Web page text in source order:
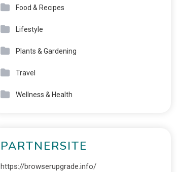
Food & Recipes
Lifestyle
Plants & Gardening
Travel
Wellness & Health
PARTNERSITE
https://browserupgrade.info/